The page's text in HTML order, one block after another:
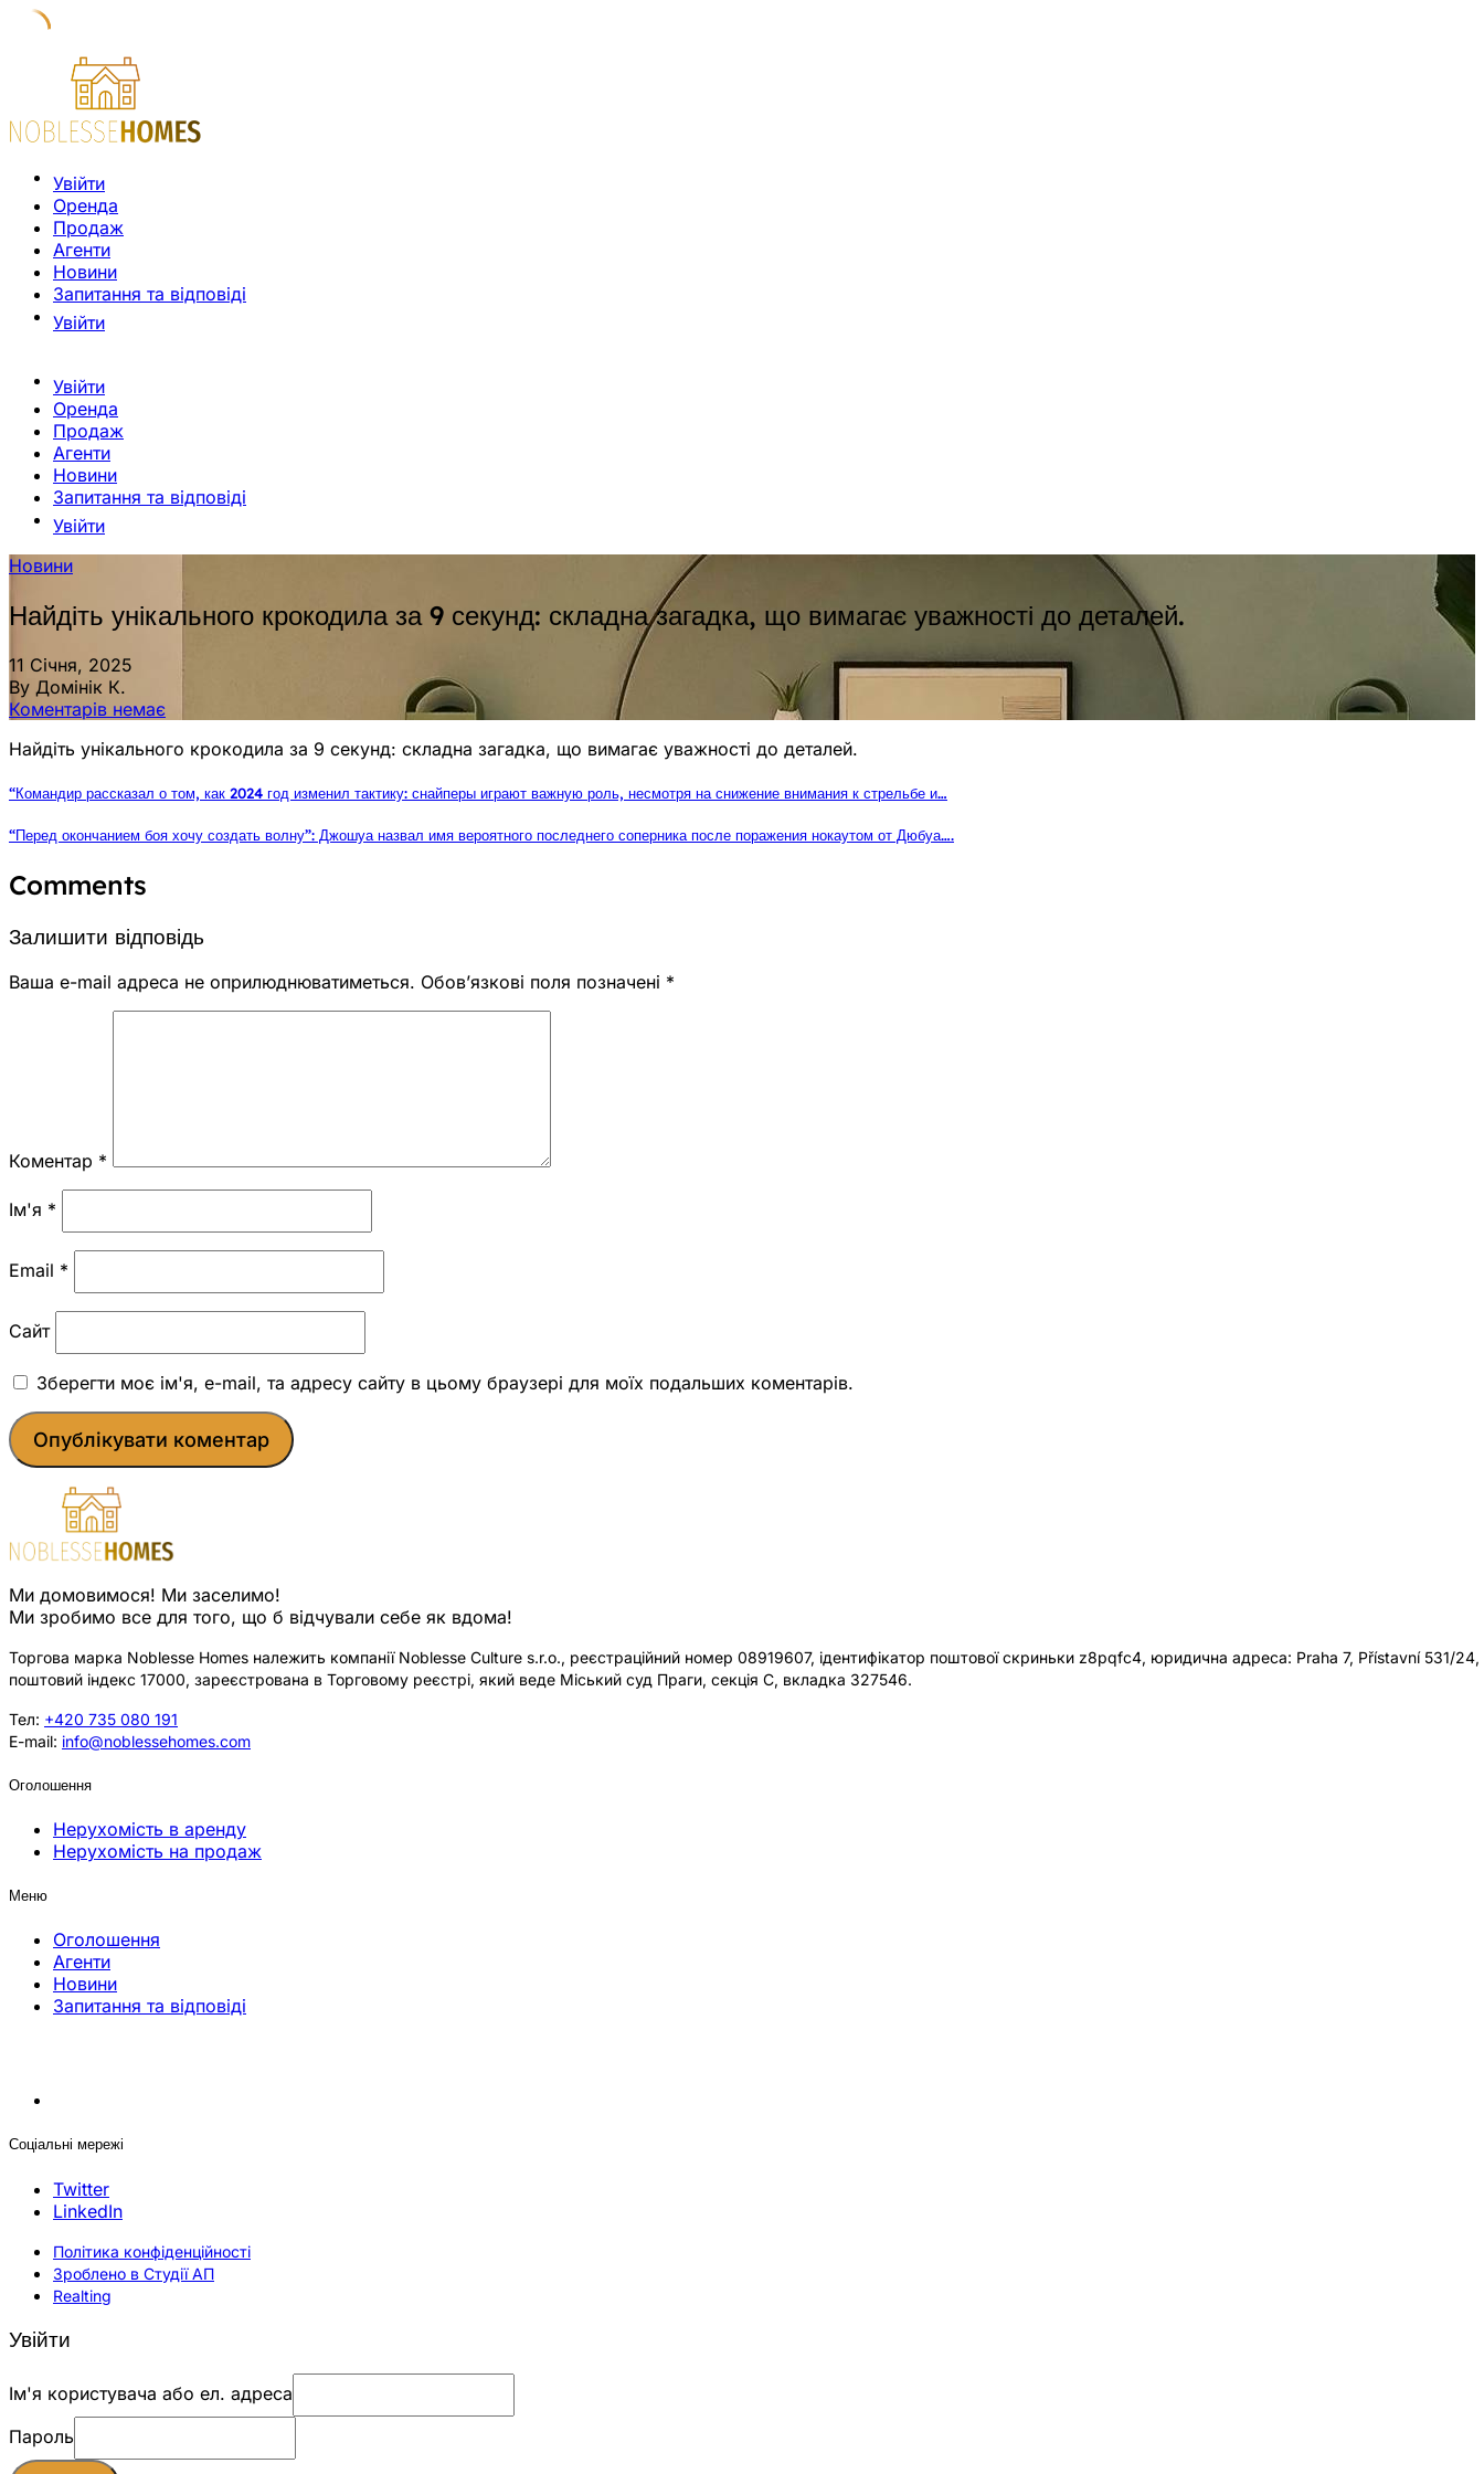
Увійти
Оренда
Продаж
Агенти
Новини
Запитання та відповіді
Увійти
Увійти
Оренда
Продаж
Агенти
Новини
Запитання та відповіді
Увійти
Новини
Найдіть унікального крокодила за 9 секунд: складна загадка, що вимагає уважності до деталей.
11 Січня, 2025
By Домінік К.
Коментарів немає
Найдіть унікального крокодила за 9 секунд: складна загадка, що вимагає уважності до деталей.
“Командир рассказал о том, как 2024 год изменил тактику: снайперы играют важную роль, несмотря на снижение внимания к стрельбе и…
“Перед окончанием боя хочу создать волну”: Джошуа назвал имя вероятного последнего соперника после поражения нокаутом от Дюбуа….
Comments
Залишити відповідь
Ваша e-mail адреса не оприлюднюватиметься. Обов’язкові поля позначені *
Коментар *
Ім'я *
Email *
Сайт
Зберегти моє ім'я, e-mail, та адресу сайту в цьому браузері для моїх подальших коментарів.
Ми домовимося! Ми заселимо!
Ми зробимо все для того, що б відчували себе як вдома!
Торгова марка Noblesse Homes належить компанії Noblesse Culture s.r.o., реєстраційний номер 08919607, ідентифікатор поштової скриньки z8pqfc4, юридична адреса: Praha 7, Přístavní 531/24,
поштовий індекс 17000, зареєстрована в Торговому реєстрі, який веде Міський суд Праги, секція C, вкладка 327546.
Тел: +420 735 080 191
E-mail: info@noblessehomes.com
Оголошення
Нерухомість в аренду
Нерухомість на продаж
Меню
Оголошення
Агенти
Новини
Запитання та відповіді
Соціальні мережі
Twitter
LinkedIn
Політика конфіденційності
Зроблено в Студії АП
Realting
Увійти
Ім'я користувача або ел. адреса
Пароль